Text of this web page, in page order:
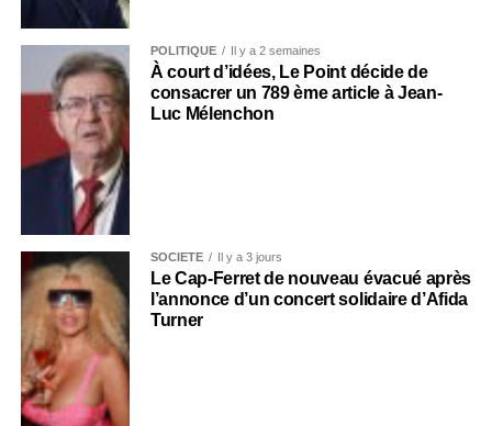
POLITIQUE Il y a 2 semaines
À court d’idées, Le Point décide de
consacrer un 789 ème article à Jean-
Luc Mélenchon
SOCIÉTÉ Il y a 3 jours
Le Cap-Ferret de nouveau évacué après
l’annonce d’un concert solidaire d’Afida
Turner